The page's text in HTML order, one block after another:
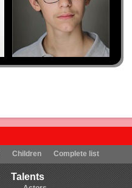
Children Complete list
Talents